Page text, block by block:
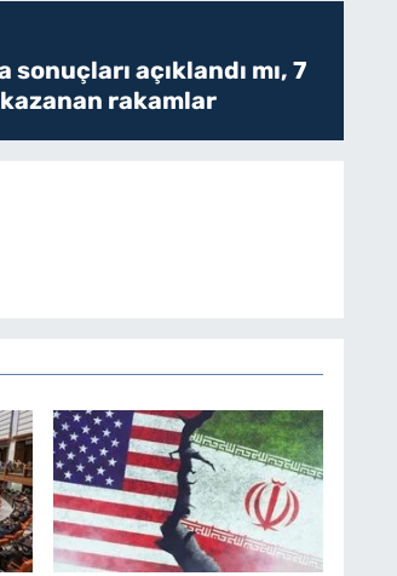
açıklandı mı, 7
rakamlar